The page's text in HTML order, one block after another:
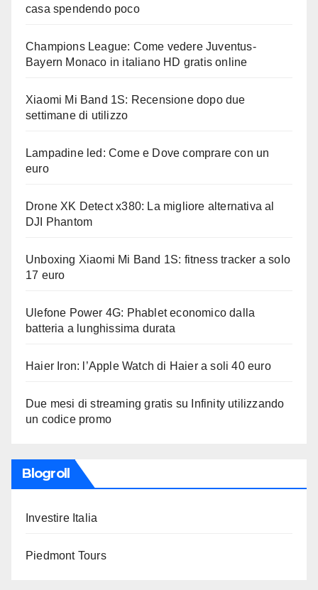
casa spendendo poco
Champions League: Come vedere Juventus-
Bayern Monaco in italiano HD gratis online
Xiaomi Mi Band 1S: Recensione dopo due
settimane di utilizzo
Lampadine led: Come e Dove comprare con un
euro
Drone XK Detect x380: La migliore alternativa al
DJI Phantom
Unboxing Xiaomi Mi Band 1S: fitness tracker a solo
17 euro
Ulefone Power 4G: Phablet economico dalla
batteria a lunghissima durata
Haier Iron: l’Apple Watch di Haier a soli 40 euro
Due mesi di streaming gratis su Infinity utilizzando
un codice promo
Blogroll
Investire Italia
Piedmont Tours